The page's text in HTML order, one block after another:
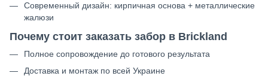
Современный дизайн: кирпичная основа + металлические
жалюзи
Почему стоит заказать забор в Brickland
Полное сопровождение до готового результата
Доставка и монтаж по всей Украине